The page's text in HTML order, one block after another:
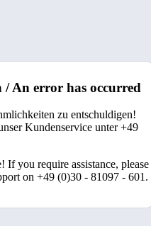
/ An error has occurred
zu entschuldigen!
Kundenservice unter +49
If you require assistance, please
on +49 (0)30 - 81097 - 601.